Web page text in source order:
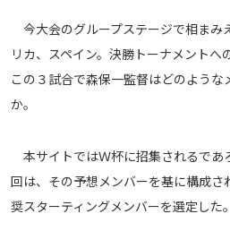
今大会のグループステージで相まみ
リカ、スペイン。決勝トーナメントへ
この３試合で森保一監督はどのような
か。
本サイトではＷ杯に招集されるであ
回は、その予想メンバーを基に構成さ
奨スターティングメンバーを選定した。